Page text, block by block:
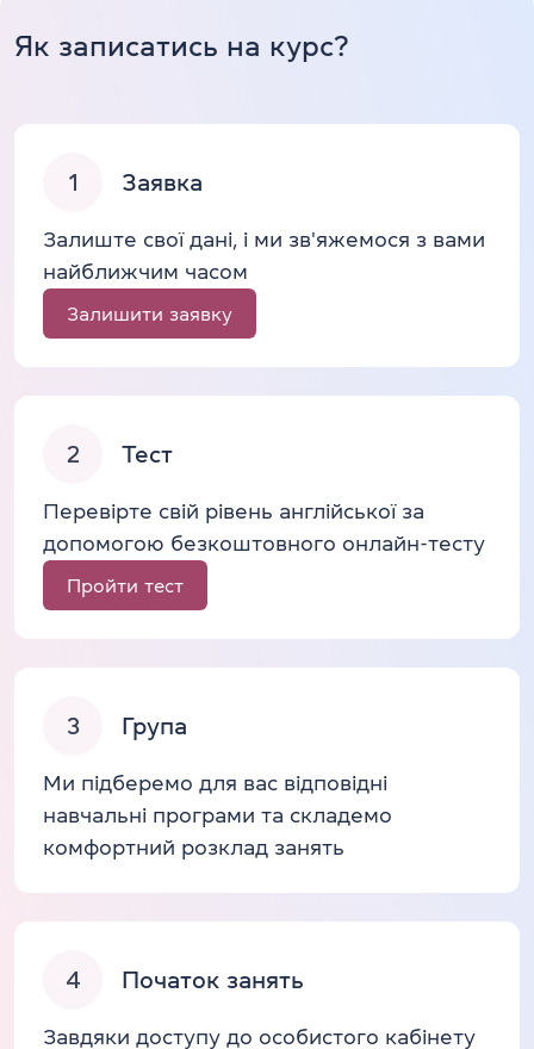
Як записатись на курс?
1 Заявка
Залиште свої дані, і ми зв'яжемося з вами
найближчим часом
Залишити заявку
2 Тест
Перевірте свій рівень англійської за
допомогою безкоштовного онлайн-тесту
Пройти тест
3 Група
Ми підберемо для вас відповідні
навчальні програми та складемо
комфортний розклад занять
4 Початок занять
Завдяки доступу до особистого кабінету